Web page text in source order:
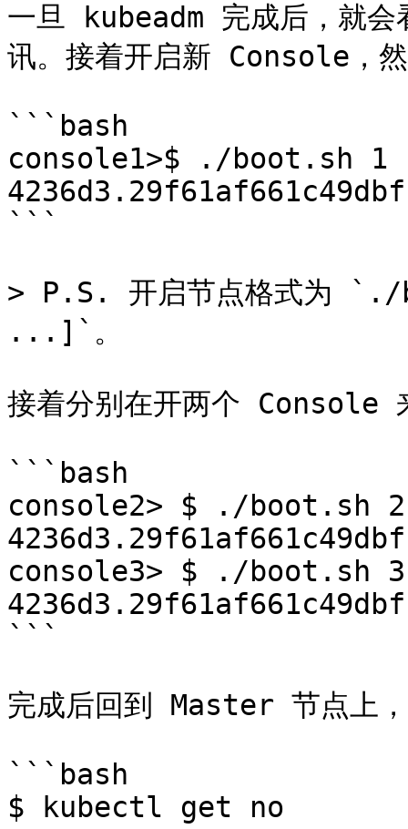
一旦 kubeadm 完成后，就
讯。接着开启新 Console，
```bash
console1>$ ./boot.sh 1
```
> P.S. 开启节点格式为
...]`。
接着分别在开两个 Console
```bash
console2> $ ./boot.sh
console3> $ ./boot.sh
```
完成后回到 Master 节点上，
```bash
$ kubectl get no